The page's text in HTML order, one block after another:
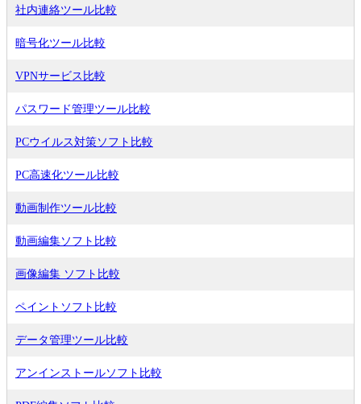
社内連絡ツール比較
暗号化ツール比較
VPNサービス比較
パスワード管理ツール比較
PCウイルス対策ソフト比較
PC高速化ツール比較
動画制作ツール比較
動画編集ソフト比較
画像編集 ソフト比較
ペイントソフト比較
データ管理ツール比較
アンインストールソフト比較